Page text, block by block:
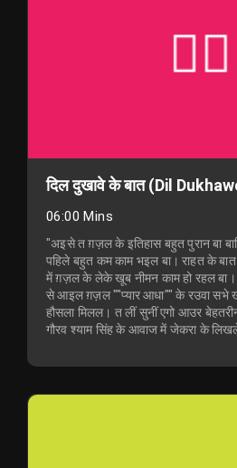
दिल दुखावे के बात (Dil
06:00 Mins
"अइसे त ग़ज़ल के इतिहास बहुत पुरान बा
पहिले बहुत कम काम भइल बा। राहत के
में ग़ज़ल के लेके खूब नीमन काम हो रहल बा।
से आइल ग़ज़ल ""प्यार आधा"" के रउवा सभे
हौसला मिलल। त लीं सुनीं एगो आउर
गौरव श्याम सिंह के आवाज में जेकरा के लिखले